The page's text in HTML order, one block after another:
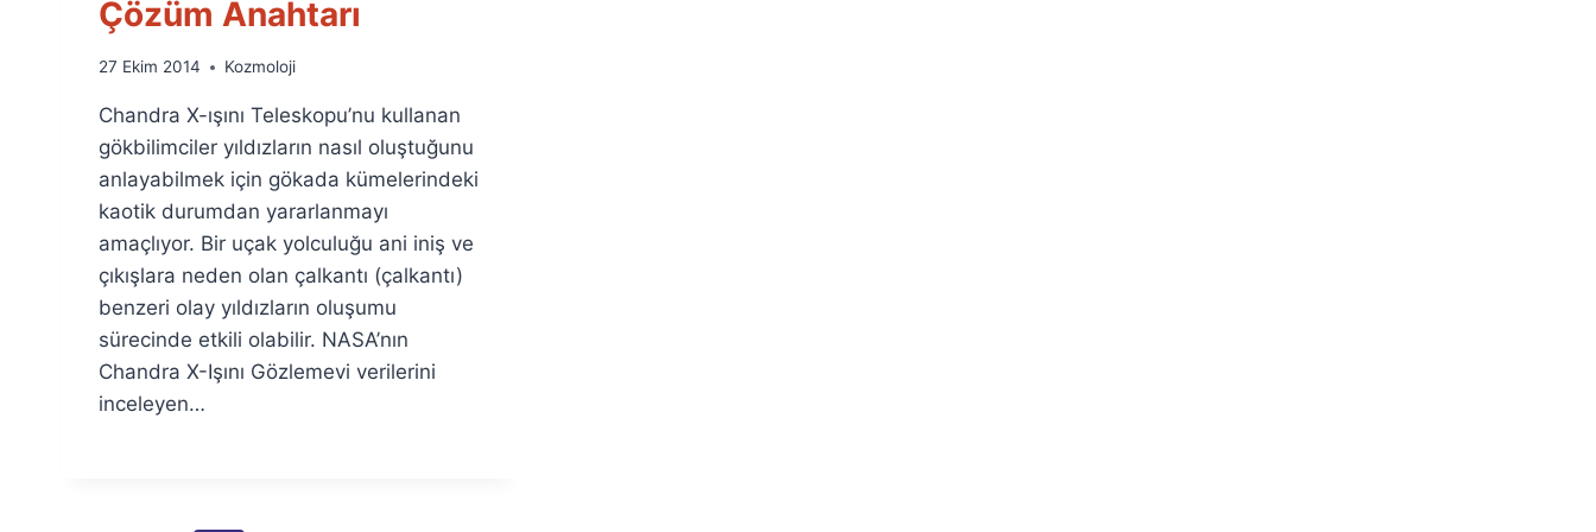
Çözüm Anahtarı
By
Fuat
Özyar
27 Ekim 2014 Kozmoloji
Chandra X-ışını Teleskopu’nu kullanan
gökbilimciler yıldızların nasıl oluştuğunu
anlayabilmek için gökada kümelerindeki
kaotik durumdan yararlanmayı
amaçlıyor. Bir uçak yolculuğu ani iniş ve
çıkışlara neden olan çalkantı (çalkantı)
benzeri olay yıldızların oluşumu
sürecinde etkili olabilir. NASA’nın
Chandra X-Işını Gözlemevi verilerini
inceleyen…